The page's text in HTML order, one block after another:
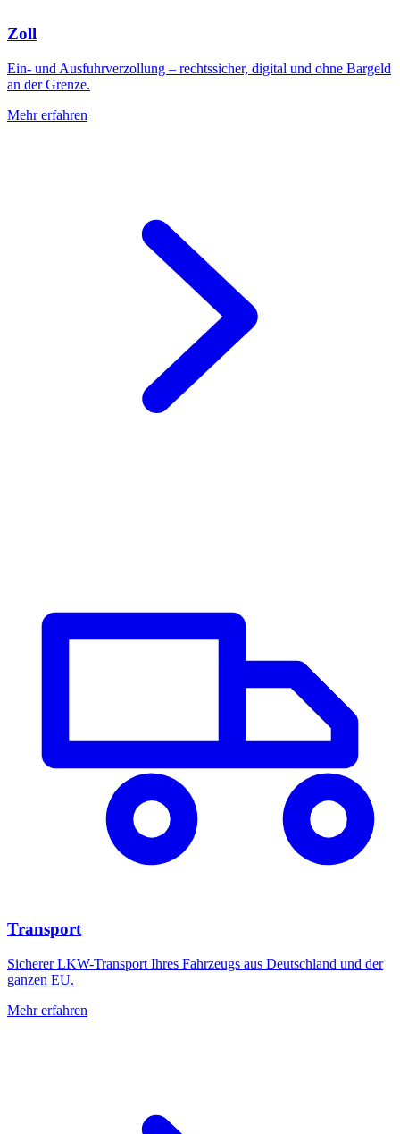
Zoll
Ein- und Ausfuhrverzollung – rechtssicher, digital und ohne Bargeld
an der Grenze.
Mehr erfahren
Transport
Sicherer LKW-Transport Ihres Fahrzeugs aus Deutschland und der
ganzen EU.
Mehr erfahren